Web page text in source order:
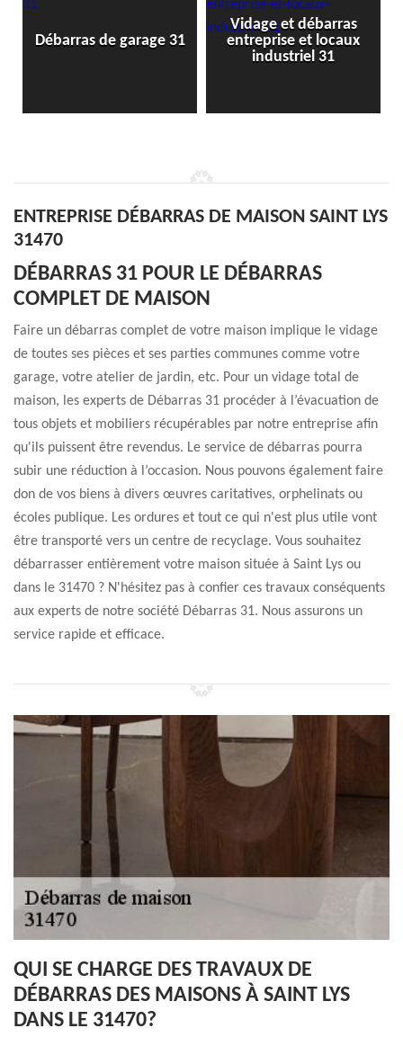
Débarras de garage 31
Vidage et débarras
entreprise et locaux
industriel 31
ENTREPRISE DÉBARRAS DE MAISON SAINT LYS
31470
DÉBARRAS 31 POUR LE DÉBARRAS
COMPLET DE MAISON
Faire un débarras complet de votre maison implique le vidage
de toutes ses pièces et ses parties communes comme votre
garage, votre atelier de jardin, etc. Pour un vidage total de
maison, les experts de Débarras 31 procéder à l’évacuation de
tous objets et mobiliers récupérables par notre entreprise afin
qu'ils puissent être revendus. Le service de débarras pourra
subir une réduction à l’occasion. Nous pouvons également faire
don de vos biens à divers œuvres caritatives, orphelinats ou
écoles publique. Les ordures et tout ce qui n'est plus utile vont
être transporté vers un centre de recyclage. Vous souhaitez
débarrasser entièrement votre maison située à Saint Lys ou
dans le 31470 ? N'hésitez pas à confier ces travaux conséquents
aux experts de notre société Débarras 31. Nous assurons un
service rapide et efficace.
QUI SE CHARGE DES TRAVAUX DE
DÉBARRAS DES MAISONS À SAINT LYS
DANS LE 31470?